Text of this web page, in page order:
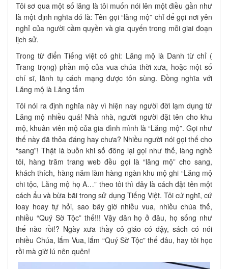
Tôi sơ qua một số lăng là tôi muốn nói lên một điều gần như
là một định nghĩa đó là: Tên gọi “lăng mộ” chỉ để gọi nơi yên
nghỉ của người cầm quyền và gia quyến trong mỗi giai đoạn
lịch sử.
Trong từ điển Tiếng việt có ghi: Lăng mộ là Danh từ chỉ (
Trang trọng) phần mộ của vua chúa thời xưa, hoặc một số
chí sĩ, lãnh tụ cách mạng được tôn sùng. Đồng nghĩa với
Lăng mộ là Lăng tẩm
Tôi nói ra định nghĩa này vì hiện nay người đời lạm dụng từ
Lăng mộ nhiều quá! Nhà nhà, người người đặt tên cho khu
mộ, khuân viên mộ của gia đình mình là “Lăng mộ”. Gọi như
thế này đã thỏa đáng hay chưa? Nhiều người nói gọi thế cho
“sang”! Thật là buồn khi số đông lại gọi như thế, làng nghề
tôi, hàng trăm trang web đều gọi là “lăng mộ” cho sang,
khách thích, hàng năm làm hàng ngàn khu mộ ghi “Lăng mộ
chi tộc, Lăng mộ họ A…” theo tôi thì đây là cách đặt tên một
cách ẩu và bừa bãi trong sử dụng Tiếng Việt. Tôi cứ nghĩ, cứ
loay hoay tự hỏi, sao bây giờ nhiều vua, nhiều chúa thế,
nhiều “Quý Sờ Tộc” thế!!! Vậy dân họ ở đâu, họ sống như
thế nào rồi!? Ngày xưa thầy cô giáo có dậy, sách có nói
nhiều Chúa, lắm Vua, lắm “Quý Sờ Tộc” thế đâu, hay tôi học
rồi mà giờ lú nên quên!